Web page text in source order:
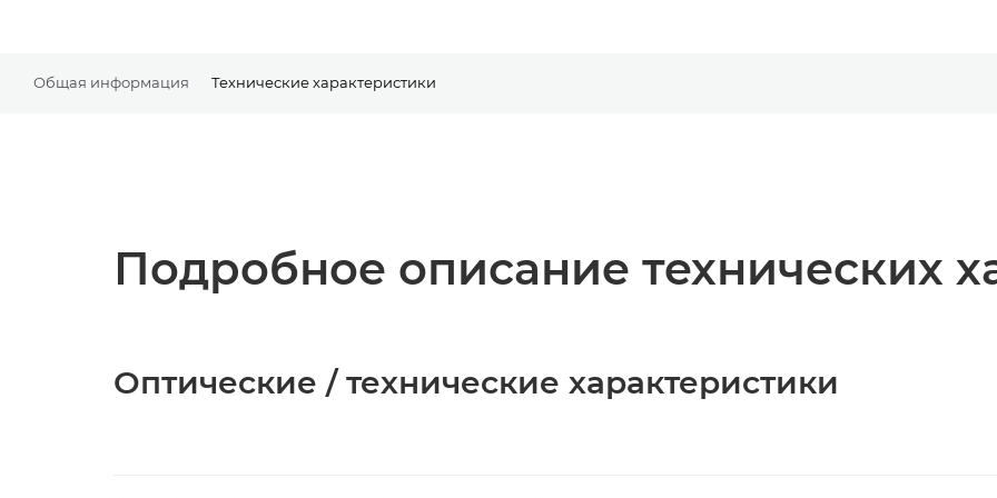
Общая информация Технические характеристики
Подробное описание технических
Оптические / технические характеристики